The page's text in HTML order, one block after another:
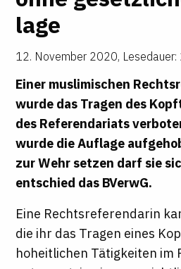
lage
12. November 2020,
Einer muslimischen
wurde das Tragen des
des Referendariats
wurde die Auflage
zur Wehr setzen darf sie
entschied das BVerwG.
Eine Rechtsreferendarin
die ihr das Tragen eines
hoheitlichen Tätigkeiten im